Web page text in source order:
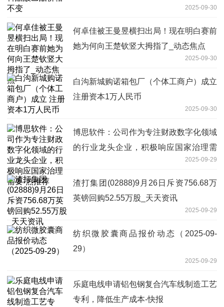
2025-09-30
何卓佳被王曼昱横扫出局！现在明白赛前
她为何向王楚钦竖大拇指了_动态焦点
2025-09-30
白沟新城购诺箱包厂（个体工商户）成立
注册资本1万人民币
2025-09-30
博思软件：公司作为专注财政数字化领域
的行业龙头企业，积极响应国家治理需
2025-09-29
渣打集团(02888)9月26日斥资756.68万
英镑回购52.55万股_天天资讯
2025-09-29
纺织微胶囊商品报价动态（2025-09-
29）
2025-09-29
乐庭电线申请铝包钢复合汽车线制造工艺
专利，降低生产成本-快报